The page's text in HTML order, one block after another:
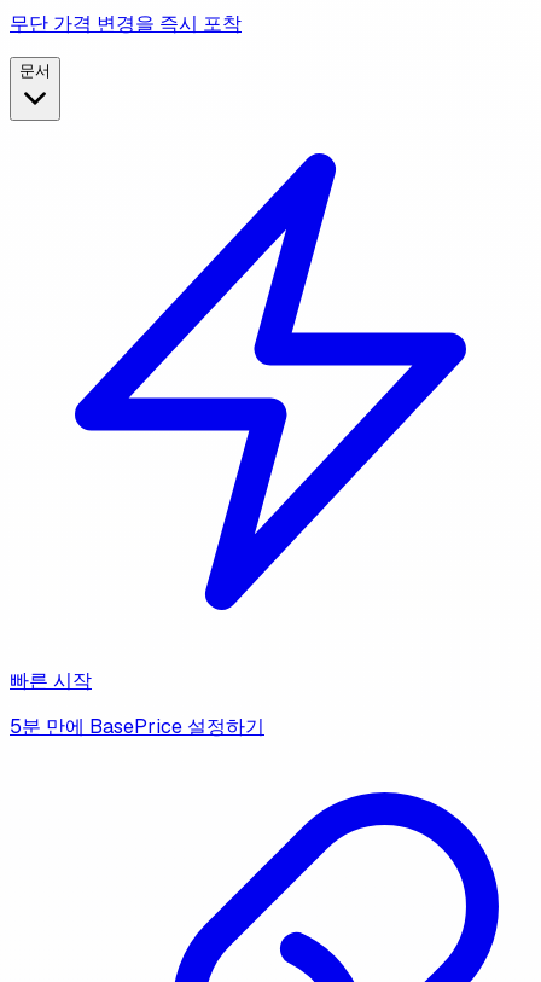
무단 가격 변경을 즉시 포착
문서
빠른 시작
5분 만에 BasePrice 설정하기